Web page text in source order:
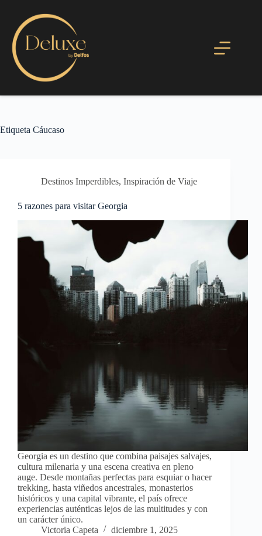
Etiqueta Cáucaso
Destinos Imperdibles, Inspiración de Viaje
5 razones para visitar Georgia
Georgia es un destino que combina paisajes salvajes,
cultura milenaria y una escena creativa en pleno
auge. Desde montañas perfectas para esquiar o hacer
trekking, hasta viñedos ancestrales, monasterios
históricos y una capital vibrante, el país ofrece
experiencias auténticas lejos de las multitudes y con
un carácter único.
Victoria Capeta
diciembre 1, 2025